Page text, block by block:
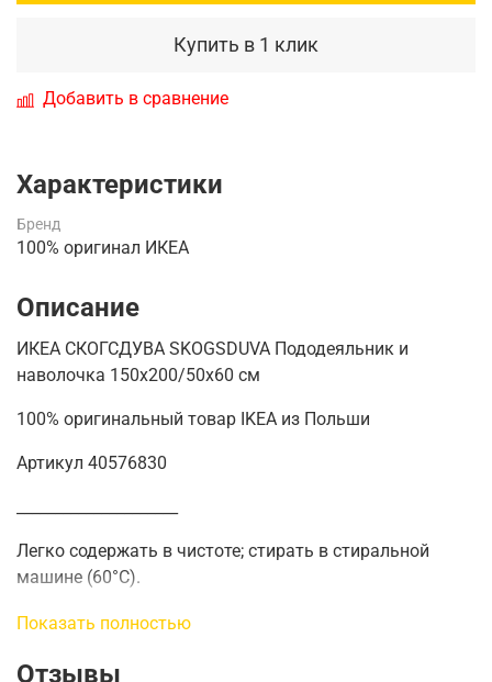
Купить в 1 клик
Добавить в сравнение
Характеристики
Бренд
100% оригинал ИКЕА
Описание
ИКЕА СКОГСДУВА SKOGSDUVA Пододеяльник и
наволочка 150х200/50х60 см
100% оригинальный товар IKEA из Польши
Артикул 40576830
Легко содержать в чистоте; стирать в стиральной
машине (60°C).
Декоративные ленты удерживают одеяло на месте.
Идеальный подарок для детей, которые любят лес и
Показать полностью
Отзывы